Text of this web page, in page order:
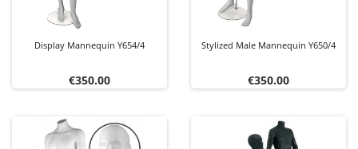
Display Mannequin Y654/4
Price
€350.00
Stylized Male Mannequin Y650/4
Price
€350.00